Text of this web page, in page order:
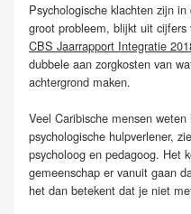
Psychologische klachten zijn
groot probleem, blijkt uit cijfers
CBS Jaarrapport Integratie
dubbele aan zorgkosten van
achtergrond maken.
Veel Caribische mensen
psychologische hulpverlener,
psycholoog en pedagoog. Het
gemeenschap er vanuit gaan
het dan betekent dat je niet